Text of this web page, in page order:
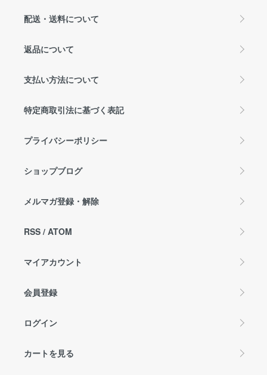
配送・送料について
返品について
支払い方法について
特定商取引法に基づく表記
プライバシーポリシー
ショップブログ
メルマガ登録・解除
RSS / ATOM
マイアカウント
会員登録
ログイン
カートを見る